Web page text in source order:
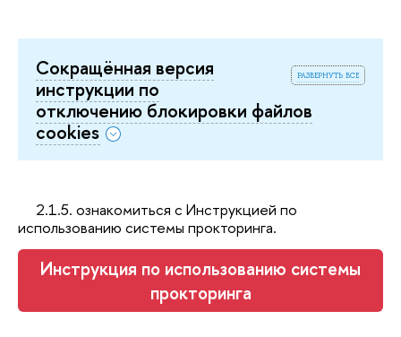
развернуть все
Сокращённая версия
инструкции по
отключению блокировки файлов
cookies
2.1.5. ознакомиться с Инструкцией по
использованию системы прокторинга.
Инструкция по использованию системы
прокторинга